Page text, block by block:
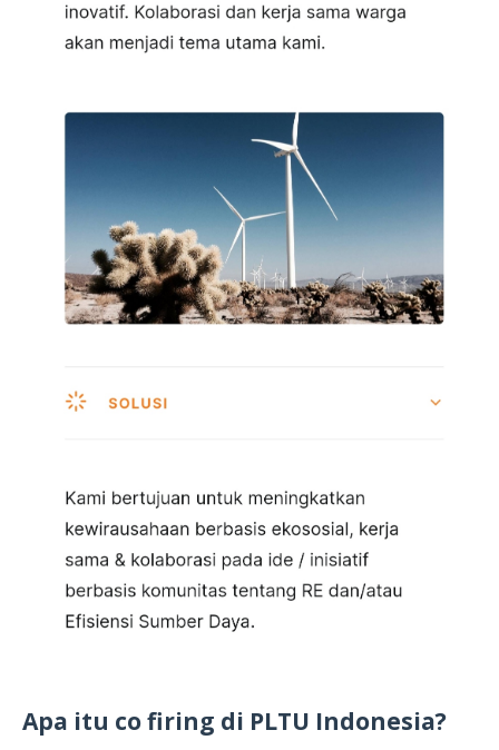
Apa itu co firing di PLTU Indonesia?